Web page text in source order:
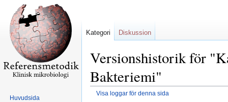
Versionshistorik för
Bakteriemi"
Visa loggar för denna sida
Kategori Diskussion
Huvudsida